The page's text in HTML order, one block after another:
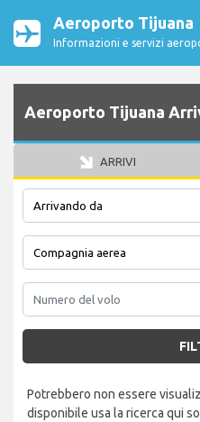
Aeroporto Tijuana
Informazioni e servizi
Aeroporto Tijuana
ARRIVI
Potrebbero non essere
disponibile usa la ricerca qui